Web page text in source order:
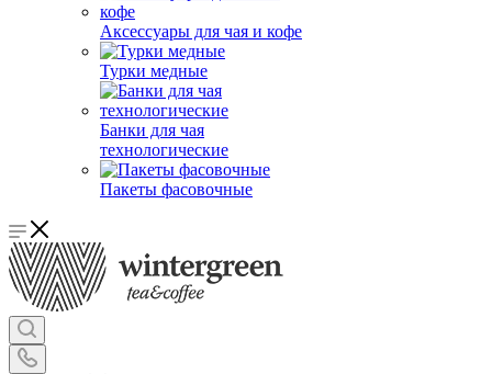
Аксессуары для чая и кофе
Турки медные
Банки для чая
технологические
Пакеты фасовочные